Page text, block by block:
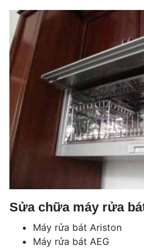
Sửa chữa máy rửa
Máy rửa bát Ariston
Máy rửa bát AEG